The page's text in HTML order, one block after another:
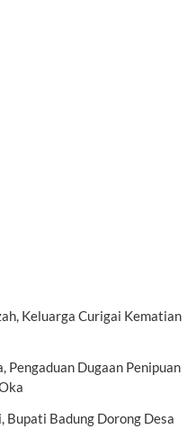
Keluarga Curigai Kematian
Pengaduan Dugaan Penipuan
Badung Dorong Desa